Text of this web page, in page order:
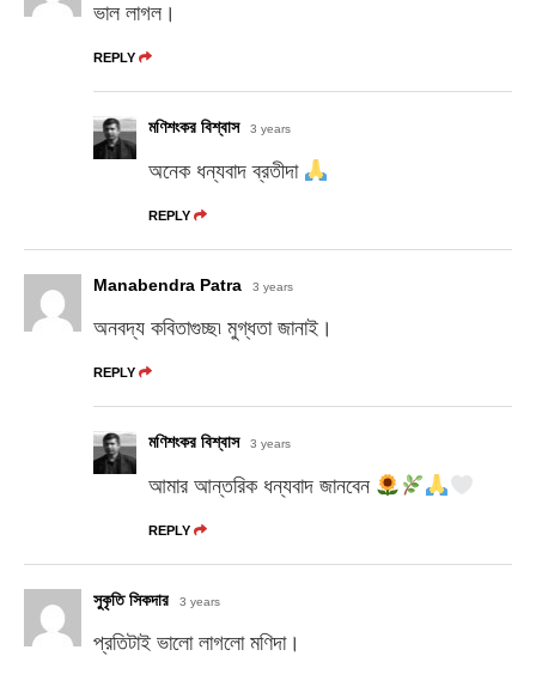
ভাল লাগল।
REPLY
মণিশংকর বিশ্বাস 3 years
অনেক ধন্যবাদ ব্রতীদা
REPLY
Manabendra Patra 3 years
অনবদ্য কবিতাগুচ্ছ৷ মুগ্ধতা জানাই।
REPLY
মণিশংকর বিশ্বাস 3 years
আমার আন্তরিক ধন্যবাদ জানবেন
REPLY
সুকৃতি সিকদার 3 years
প্রতিটাই ভালো লাগলো মণিদা।